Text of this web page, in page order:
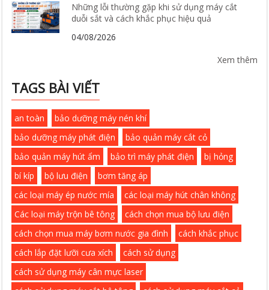
Những lỗi thường gặp khi sử dụng máy cắt
duỗi sắt và cách khắc phục hiệu quả
04/08/2026
Xem thêm
TAGS BÀI VIẾT
an toàn
bảo dưỡng máy nén khí
bảo dưỡng máy phát điện
bảo quản máy cắt cỏ
bảo quản máy hút ẩm
bảo trì máy phát điện
bị hỏng
bí kíp
bộ lưu điện
bơm tăng áp
các loại máy ép nước mía
các loại máy hút chân không
Các loại máy trộn bê tông
cách chọn mua bộ lưu điện
cách chọn mua máy bơm nước gia đình
cách khắc phục
cách lắp đặt lưỡi cưa xích
cách sử dụng
cách sử dụng máy cân mực laser